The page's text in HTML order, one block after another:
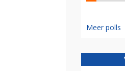
Meer polls